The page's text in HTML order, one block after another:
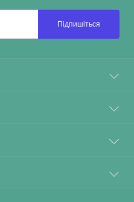
Підпишіться